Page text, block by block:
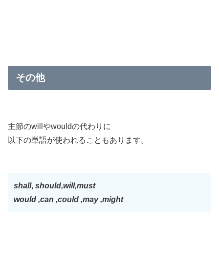
その他
主節のwillやwouldの代わりに
以下の単語が使われることもあります。
shall, should,will,must
would ,can ,could ,may ,might